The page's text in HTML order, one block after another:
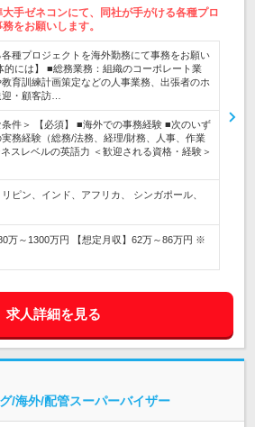
手ゼネコンにて、同社が手がける各種プロ
をお願いします。
種プロジェクトを海外勤務にて事務をお願い
的には】 ■総務業務：組織のコーポレート業
育訓練計画策定などの人事業務、出張者のホ
・顧客訪…
条件＞ 【必須】 ■海外での事務経験 ■次のいず
務経験（総務/法務、経理/財務、人事、作業
スレベルの英語力 ＜歓迎される資格・経験＞
ピン、インド、アフリカ、 シンガポール、
万～1300万円 【想定月収】62万～86万円 ※
求人詳細を見る
/海外/配管スーパーバイザー